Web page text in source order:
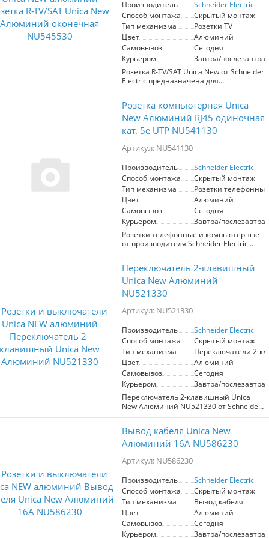
Производитель
Schneider Electric
Способ монтажа
Скрытый монтаж
Тип механизма
Розетки TV
Цвет
Алюминий
Самовывоз
Сегодня
Курьером
Завтра/послезавтра
Розетка R-TV/SAT Unica New от Schneider
Electric предназначена для
подключения телевизионного и
Выполнена в алюминиевом цвете,
гармонично вписывается в
современные интерьеры.
Обеспечивает надежный сигнал и
простоту установки. Идеальный выбор
для создания качественной
Розетка компьютерная Unica
New Алюминий RJ45 одиночная
кат. 5е UTP NU541130
Артикул: NU541130
Производитель
Schneider Electric
Способ монтажа
Скрытый монтаж
Тип механизма
Розетки
Цвет
Алюминий
Самовывоз
Сегодня
Курьером
Завтра/послезавтра
Розетки телефонные и компьютерные
от производителя Schneider Electric
серии Unica NEW в цвете Алюминий
материалов, соответствующим ГОСТ.
Что позволяет повысить срок службы
изделия. ABS пластик защищен от
выцветания. Гарантия от
производителя.
Переключатель 2-клавишный
Unica New Алюминий
NU521330
Артикул: NU521330
Производитель
Schneider Electric
Способ монтажа
Скрытый монтаж
Тип механизма
Переключатели 2-
Цвет
Алюминий
Самовывоз
Сегодня
Курьером
Завтра/послезавтра
Переключатель 2-клавишный Unica
New Алюминий NU521330 от Schneider
Electric – это современное решение для
Изготовленный из
высококачественного ABS пластика,
стойкость к выцветанию и
значительно продлевает срок службы
изделия. Механизм выполнен в
стильном алюминиевом цвете,
который вписывается в любой
интерьер, добавляя ему элегантности и
современности. Этот проходной
переключатель позволяет
Вывод кабеля Unica New
Алюминий 16А NU586230
Артикул: NU586230
Производитель
Schneider Electric
Способ монтажа
Скрытый монтаж
Тип механизма
Вывод кабеля
Цвет
Алюминий
Самовывоз
Сегодня
Курьером
Завтра/послезавтра